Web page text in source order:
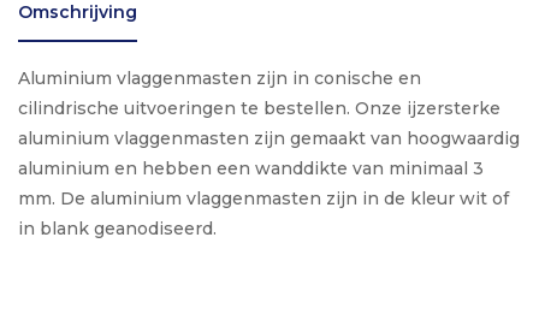
Omschrijving
Aluminium vlaggenmasten zijn in conische en
cilindrische uitvoeringen te bestellen. Onze ijzersterke
aluminium vlaggenmasten zijn gemaakt van hoogwaardig
aluminium en hebben een wanddikte van minimaal 3
mm. De aluminium vlaggenmasten zijn in de kleur wit of
in blank geanodiseerd.